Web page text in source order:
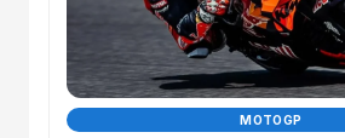
MOTOGP